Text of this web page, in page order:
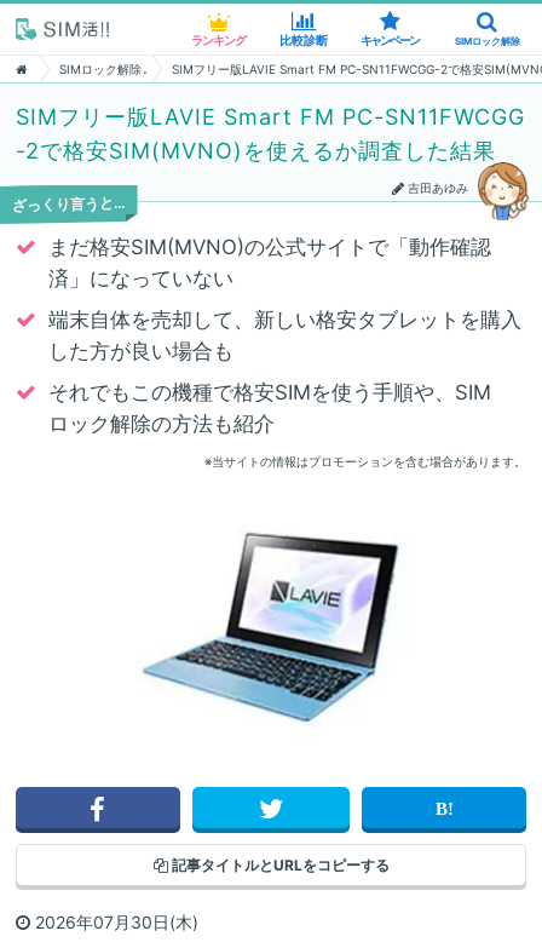
ランキング 比較診断 キャンペーン SIMロック解除
SIMロック解除 SIMフリー版LAVIE Smart FM PC-SN11FWCGG-2で格安
SIMフリー版LAVIE Smart FM PC-SN11FWCGG
-2で格安SIM(MVNO)を使えるか調査した結果
吉田あゆみ
ざっくり言うと…
まだ格安SIM(MVNO)の公式サイトで「動作確認
済」になっていない
端末自体を売却して、新しい格安タブレットを購入
した方が良い場合も
それでもこの機種で格安SIMを使う手順や、SIM
ロック解除の方法も紹介
※当サイトの情報はプロモーションを含む場合があります。
記事タイトルとURLをコピーする
2026年07月30日(木)
ランキング 比較診断 キャンペーン SIMロック解除